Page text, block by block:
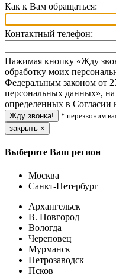
Как к Вам обращаться:
Контактный телефон:
Нажимая кнопку «Жду
обработку моих
Федеральным законом от
персональных данных»,
определенных в Согласии
* перезвоним
закрыть ×
Выберите Ваш регион
Москва
Санкт-Петербург
Архангельск
В. Новгород
Вологда
Череповец
Мурманск
Петрозаводск
Псков